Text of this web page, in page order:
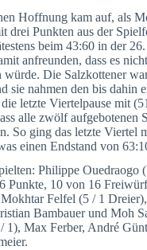
Hoffnung kam auf, als
drei Punkten aus der
beim 43:60 in der
anfreunden, dass es
würde. Die Salzkottener
sie nahmen den bis dahin
letzte Viertelpause mit
alle zwölf aufgebotenen
So ging das letzte Viertel
einen Endstand von
Philippe Ouedraogo
Punkte, 10 von 16
Felfel (5 / 1
Bambauer und Moh
1), Max Ferber, André